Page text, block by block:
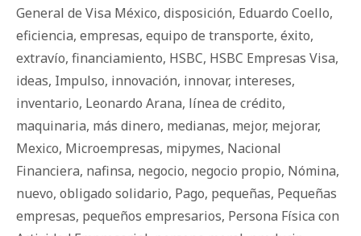
General de Visa México, disposición, Eduardo Coello,
eficiencia, empresas, equipo de transporte, éxito,
extravío, financiamiento, HSBC, HSBC Empresas Visa,
ideas, Impulso, innovación, innovar, intereses,
inventario, Leonardo Arana, línea de crédito,
maquinaria, más dinero, medianas, mejor, mejorar,
Mexico, Microempresas, mipymes, Nacional
Financiera, nafinsa, negocio, negocio propio, Nómina,
nuevo, obligado solidario, Pago, pequeñas, Pequeñas
empresas, pequeños empresarios, Persona Física con